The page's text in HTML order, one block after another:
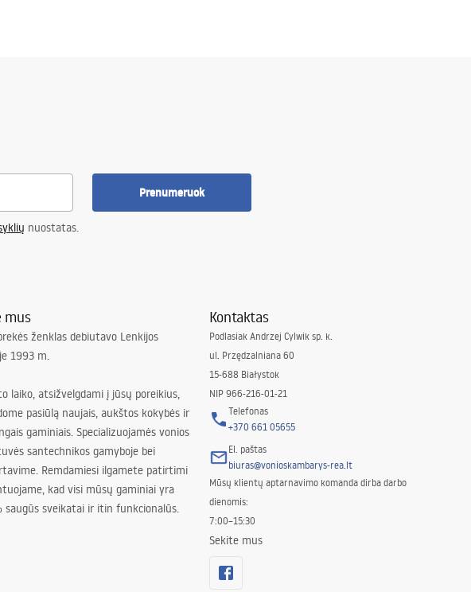
Prenumeruok
nuostatas.
mus
ženklas debiutavo Lenkijos
1993 m.
laiko, atsižvelgdami į jūsų poreikius,
pasiūlą naujais, aukštos kokybės ir
gaminiais. Specializuojamės vonios
santechnikos gamyboje bei
Remdamiesi ilgamete patirtimi
kad visi mūsų gaminiai yra
saugūs sveikatai ir itin funkcionalūs.
Kontaktas
Podlasiak Andrzej Cylwik sp. k.
ul. Przędzalniana 60
15-688 Białystok
NIP 966-216-01-21
Telefonas
+370 661 05655
El. paštas
biuras@vonioskambarys-rea.lt
Mūsų klientų aptarnavimo komanda dirba darbo
dienomis:
7:00–15:30
Sekite mus